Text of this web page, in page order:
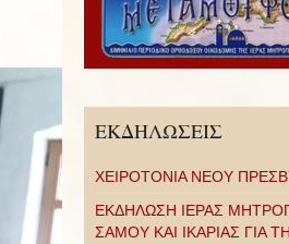
ΕΚΔΗΛΩΣΕΙΣ
ΧΕΙΡΟΤΟΝΙΑ ΝΕΟΥ
ΕΚΔΗΛΩΣΗ ΙΕΡΑΣ
ΣΑΜΟΥ ΚΑΙ ΙΚΑΡΙΑΣ ΓΙΑ